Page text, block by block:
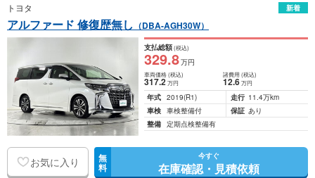
トヨタ 新着
アルファード 修復歴無し （DBA-AGH30W）
支払総額(税込)
329.8万円
車両価格(税込)
317.2万円
諸費用 (税込)
12.6 万円
年式 2019(R1) 走行 11.4万km
車検 車検整備付 保証 あり
整備 定期点検整備有
お気に入り 無
料
今すぐ
在庫確認・見積依頼